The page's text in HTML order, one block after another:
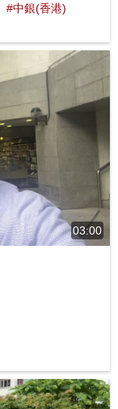
#中銀(香港)
03:00